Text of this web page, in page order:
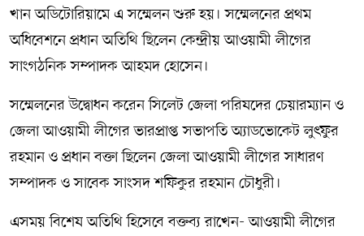
খান অডিটোরিয়ামে এ সম্মেলন শুরু হয়। সম্মেলনের প্রথম
অধিবেশনে প্রধান অতিথি ছিলেন কেন্দ্রীয় আওয়ামী লীগের
সাংগঠনিক সম্পাদক আহমদ হোসেন।
সম্মেলনের উদ্বোধন করেন সিলেট জেলা পরিষদের চেয়ারম্যান ও
জেলা আওয়ামী লীগের ভারপ্রাপ্ত সভাপতি অ্যাডভোকেট লুৎফুর
রহমান ও প্রধান বক্তা ছিলেন জেলা আওয়ামী লীগের সাধারণ
সম্পাদক ও সাবেক সাংসদ শফিকুর রহমান চৌধুরী।
এসময় বিশেষ অতিথি হিসেবে বক্তব্য রাখেন- আওয়ামী লীগের